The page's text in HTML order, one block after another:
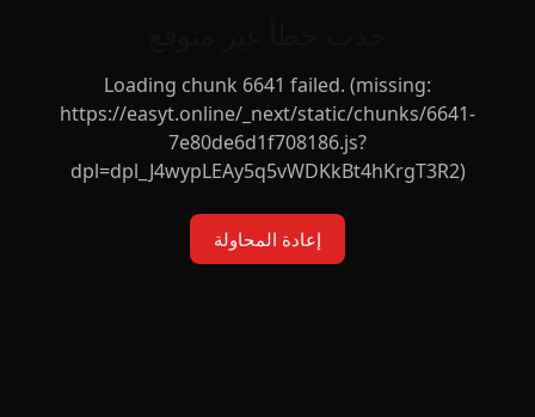
Loading chunk 6641 failed. (missing:
https://easyt.online/_next/static/chunks/6641-
7e80de6d1f708186.js?
dpl=dpl_J4wypLEAy5q5vWDKkBt4hKrgT3R2)
إعادة المحاولة